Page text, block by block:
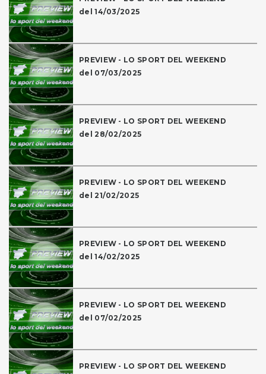
del 14/03/2025
PREVIEW - LO SPORT DEL WEEKEND
del 07/03/2025
PREVIEW - LO SPORT DEL WEEKEND
del 28/02/2025
PREVIEW - LO SPORT DEL WEEKEND
del 21/02/2025
PREVIEW - LO SPORT DEL WEEKEND
del 14/02/2025
PREVIEW - LO SPORT DEL WEEKEND
del 07/02/2025
PREVIEW - LO SPORT DEL WEEKEND